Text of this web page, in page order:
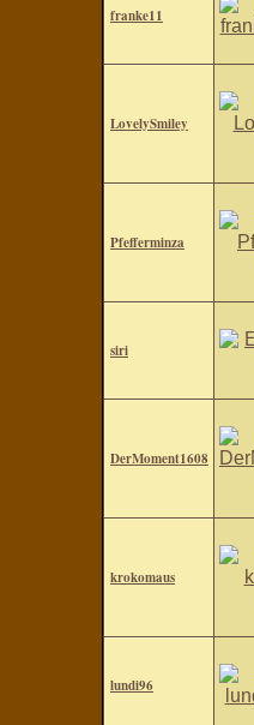
franke11
LovelySmiley
Pfefferminza
siri
DerMoment1608
krokomaus
lundi96